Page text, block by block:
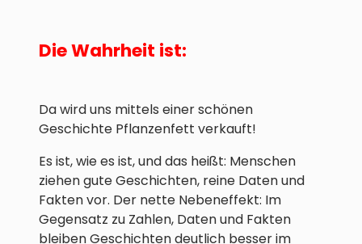
Die Wahrheit ist:
Da wird uns mittels einer schönen
Geschichte Pflanzenfett verkauft!
Es ist, wie es ist, und das heißt: Menschen
ziehen gute Geschichten, reine Daten und
Fakten vor. Der nette Nebeneffekt: Im
Gegensatz zu Zahlen, Daten und Fakten
bleiben Geschichten deutlich besser im